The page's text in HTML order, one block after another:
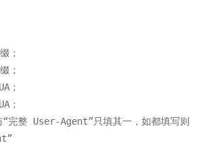
；
；
；
；
完整 User-Agent”只填其一，如都填写则